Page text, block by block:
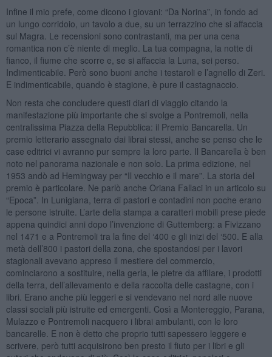
Infine il mio prefe, come dicono i giovani: “Da Norina”, in fondo ad
un lungo corridoio, un tavolo a due, su un terrazzino che si affaccia
sul Magra. Le recensioni sono contrastanti, ma per una cena
romantica non c’è niente di meglio. La tua compagna, la notte di
fianco, il fiume che scorre e, se si affaccia la Luna, sei perso.
Indimenticabile. Però sono buoni anche i testaroli e l’agnello di Zeri.
E indimenticabile, quando è stagione, è pure il castagnaccio.
Non resta che concludere questi diari di viaggio citando la
manifestazione più importante che si svolge a Pontremoli, nella
centralissima Piazza della Repubblica: il Premio Bancarella. Un
premio letterario assegnato dai librai stessi, anche se penso che le
case editrici vi avranno pur sempre la loro parte. Il Bancarella è ben
noto nel panorama nazionale e non solo. La prima edizione, nel
1953 andò ad Hemingway per “Il vecchio e il mare”. La storia del
premio è particolare. Ne parlò anche Oriana Fallaci in un articolo su
“Epoca”. In Lunigiana, terra di pastori e contadini non poche erano
le persone istruite. L’arte della stampa a caratteri mobili prese piede
appena quindici anni dopo l’invenzione di Guttemberg: a Fivizzano
nel 1471 e a Pontremoli tra la fine del ‘400 e gli inizi del ‘500. E alla
metà dell’800 i pastori della zona, che spostandosi per i lavori
stagionali avevano appreso il mestiere del commercio,
cominciarono a sostituire, nella gerla, le pietre da affilare, i prodotti
della terra, dell’allevamento e della raccolta delle castagne, con i
libri. Erano anche più leggeri e si vendevano nel nord alle nuove
classi sociali più istruite ed emergenti. Così a Montereggio, Parana,
Mulazzo e Pontremoli nacquero i librai ambulanti, con le loro
bancarelle. E non è detto che proprio tutti sapessero leggere e
scrivere, però tutti acquisirono ben presto il fiuto per i libri e gli